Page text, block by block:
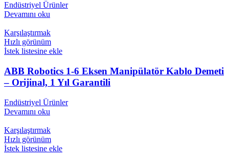
Endüstriyel Ürünler
Devamını oku
Karşılaştırmak
Hızlı görünüm
İstek listesine ekle
ABB Robotics 1-6 Eksen Manipülatör Kablo Demeti
– Orijinal, 1 Yıl Garantili
Endüstriyel Ürünler
Devamını oku
Karşılaştırmak
Hızlı görünüm
İstek listesine ekle